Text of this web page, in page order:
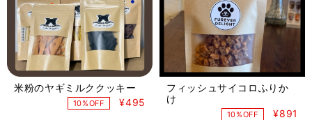
米粉のヤギミルククッキー
10%OFF ¥495
フィッシュサイコロふりか
け
10%OFF ¥891